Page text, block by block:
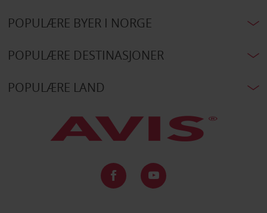
POPULÆRE BYER I NORGE
POPULÆRE DESTINASJONER
POPULÆRE LAND